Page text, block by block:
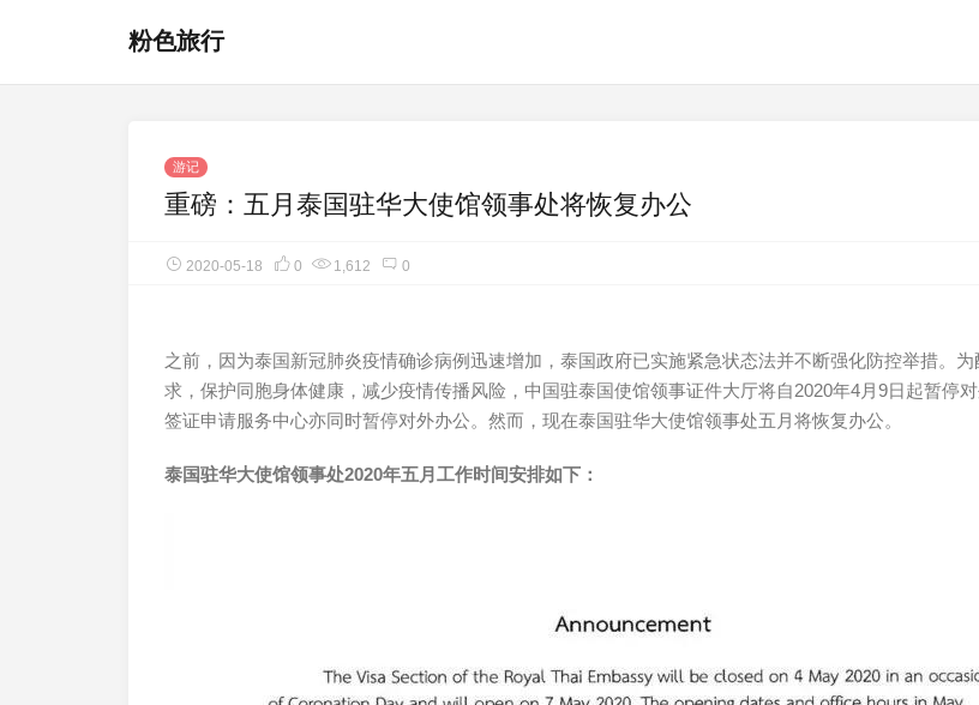
粉色旅行
游记
重磅：五月泰国驻华大使馆领事处将恢复办公
2020-05-18 0 1,612 0
之前，因为泰国新冠肺炎疫情确诊病例迅速增加，泰国政府已实施紧急状态法并不断强化防控举措。
求，保护同胞身体健康，减少疫情传播风险，中国驻泰国使馆领事证件大厅将自2020年4月9日起暂停
签证申请服务中心亦同时暂停对外办公。然而，现在泰国驻华大使馆领事处五月将恢复办公。
泰国驻华大使馆领事处2020年五月工作时间安排如下：